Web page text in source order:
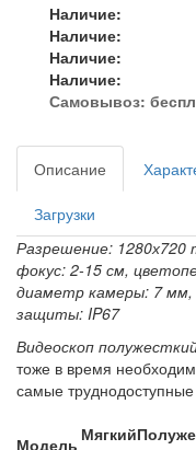
Наличие:
Наличие:
Наличие:
Наличие:
Самовывоз:
Описание
Загрузки
Разрешение: 1280х720
фокус: 2-15 см,
диаметр камеры: 7 мм,
защиты: IP67
Видеоскоп
тоже в время
самые
Модель Мягкий